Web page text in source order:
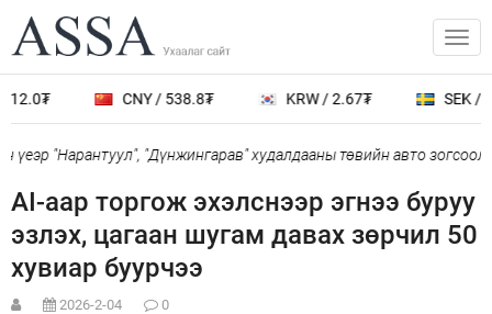
CNY / 538.8₮ KRW / 2.67₮ SEK /
үеэр "Нарантуул", "Дүнжингарав" худалдааны төвийн авто
AI-аар торгож эхэлснээр эгнээ буруу
эзлэх, цагаан шугам давах зөрчил 50
хувиар буурчээ
2026-2-04 0